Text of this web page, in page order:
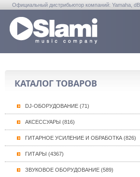
Официальный дистрибьютор компаний: Yamaha,
КАТАЛОГ ТОВАРОВ
DJ-ОБОРУДОВАНИЕ (71)
АКСЕССУАРЫ (816)
ГИТАРНОЕ УСИЛЕНИЕ И ОБРАБОТКА (826)
ГИТАРЫ (4367)
ЗВУКОВОЕ ОБОРУДОВАНИЕ (589)